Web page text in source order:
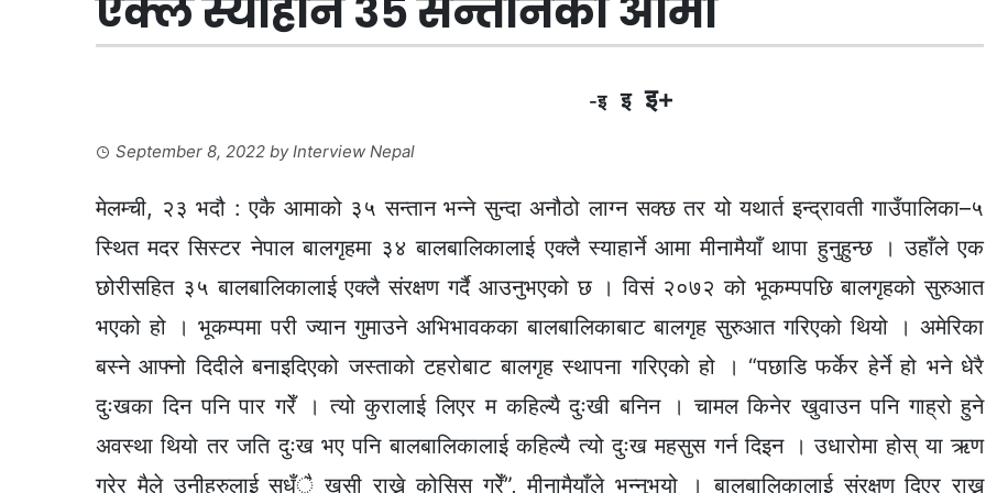
-इ इ इ+
September 8, 2022 byInterview Nepal
मेलम्ची, २३ भदौ : एकै आमाको ३५ सन्तान भन्ने सुन्दा अनौठो लाग्न सक्छ तर यो यथार्त इन्द्रावती गाउँपालिका–५
स्थित मदर सिस्टर नेपाल बालगृहमा ३४ बालबालिकालाई एक्लै स्याहार्ने आमा मीनामैयाँ थापा हुनुहुन्छ । उहाँले एक
छोरीसहित ३५ बालबालिकालाई एक्लै संरक्षण गर्दै आउनुभएको छ । विसं २०७२ को भूकम्पपछि बालगृहको सुरुआत
भएको हो । भूकम्पमा परी ज्यान गुमाउने अभिभावकका बालबालिकाबाट बालगृह सुरुआत गरिएको थियो । अमेरिका
बस्ने आफ्नो दिदीले बनाइदिएको जस्ताको टहरोबाट बालगृह स्थापना गरिएको हो । “पछाडि फर्केर हेर्ने हो भने धेरै
दुःखका दिन पनि पार गरेँ । त्यो कुरालाई लिएर म कहिल्यै दुःखी बनिन । चामल किनेर खुवाउन पनि गाह्रो हुने
अवस्था थियो तर जति दुःख भए पनि बालबालिकालाई कहिल्यै त्यो दुःख महसुस गर्न दिइन । उधारोमा होस् या ऋण
गरेर मैले उनीहरुलाई सधँै खुसी राख्ने कोसिस गरेँ”, मीनामैयाँले भन्नुभयो । बालबालिकालाई संरक्षण दिएर राख्नु